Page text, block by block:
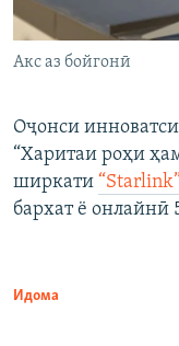
Акс аз бойгонӣ
Оҷонси
“Харитаи роҳи
ширкати “Starlink”
бархат ё онлайнӣ
Идома